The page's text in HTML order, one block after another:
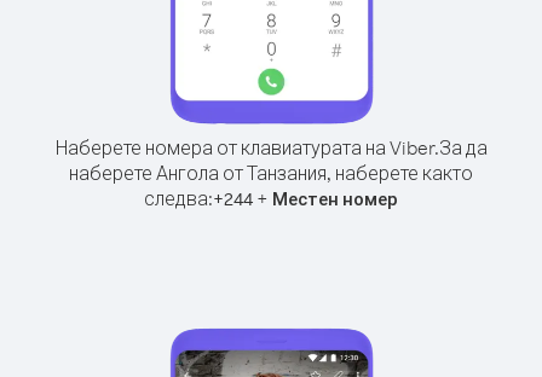
Наберете номера от клавиатурата на Viber.За да
наберете Ангола от Танзания, наберете както
следва:+244 + Местен номер